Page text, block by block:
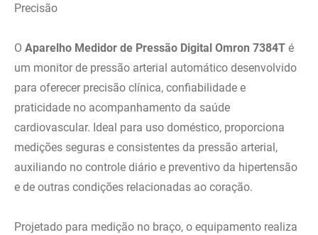
Precisão
O Aparelho Medidor de Pressão Digital Omron 7384T é
um monitor de pressão arterial automático desenvolvido
para oferecer precisão clínica, confiabilidade e
praticidade no acompanhamento da saúde
cardiovascular. Ideal para uso doméstico, proporciona
medições seguras e consistentes da pressão arterial,
auxiliando no controle diário e preventivo da hipertensão
e de outras condições relacionadas ao coração.
Projetado para medição no braço, o equipamento realiza